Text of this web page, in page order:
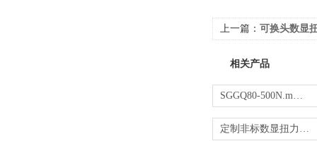
上一篇： 可换头数显扭
相关产品
SGGQ80-500N.m钢筋扭力扳手 钢筋连接检测扳手
定制非标数显扭力扳手价格